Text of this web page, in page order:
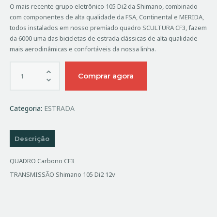
original
era:
2,802.00€.
atual
é:
2,521.80€.
O mais recente grupo eletrônico 105 Di2 da Shimano, combinado
com componentes de alta qualidade da FSA, Continental e MERIDA,
todos instalados em nosso premiado quadro SCULTURA CF3, fazem
da 6000 uma das bicicletas de estrada clássicas de alta qualidade
mais aerodinâmicas e confortáveis ​​da nossa linha.
6000
S
Comprar agora
Categoria: ESTRADA
Descrição
QUADRO Carbono CF3
TRANSMISSÃO Shimano 105 Di2 12v